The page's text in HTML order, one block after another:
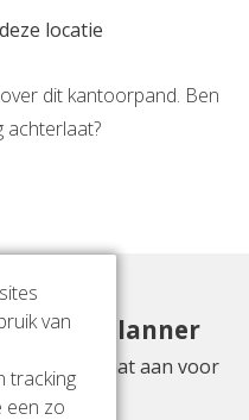
locatie
dit kantoorpand. Ben
achterlaat?
Officeplanner
op maat aan voor
8-19
van
tracking
een zo